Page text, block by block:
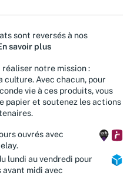
sont reversés à nos
savoir plus
notre mission :
culture. Avec chacun, pour
vie à ces produits, vous
papier et soutenez les actions
ouvrés avec
lundi au vendredi pour
avant midi avec